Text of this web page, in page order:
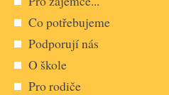
Co potřebujeme
Podporují nás
O škole
Pro rodiče